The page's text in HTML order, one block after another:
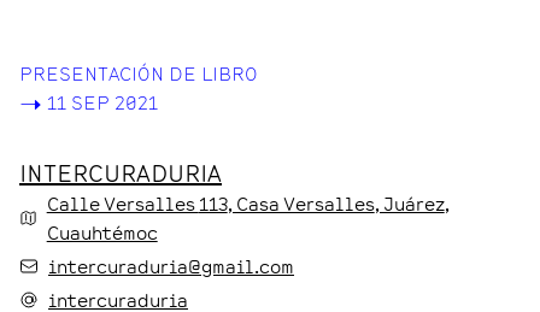
PRESENTACIÓN DE LIBRO
-> 11 SEP 2021
INTERCURADURIA
Calle Versalles 113, Casa Versalles, Juárez,
Cuauhtémoc
intercuraduria@gmail.com
intercuraduria